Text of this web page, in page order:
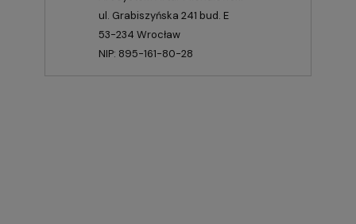
ul. Grabiszyńska 241 bud. E
53-234 Wrocław
NIP: 895-161-80-28